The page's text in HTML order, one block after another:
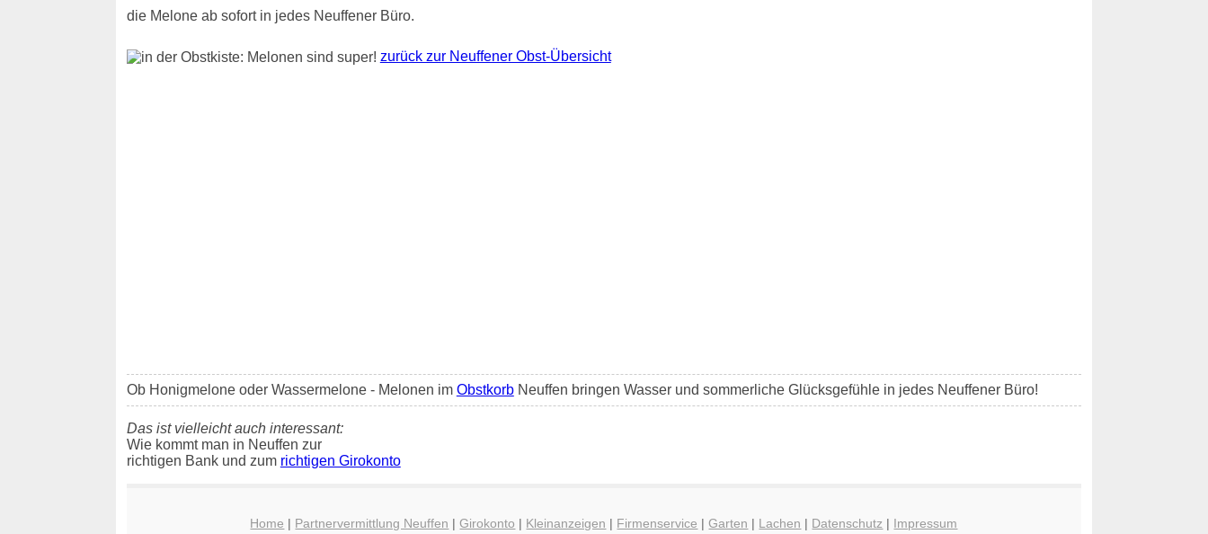
die Melone ab sofort in jedes Neuffener Büro.
zurück zur Neuffener Obst-Übersicht
Ob Honigmelone oder Wassermelone - Melonen im ObstkorbNeuffen bringen Wasser und sommerliche Glücksgefühle in jedes Neuffener Büro!
Das ist vielleicht auch interessant:
Wie kommt man in Neuffen zur
richtigen Bank und zum richtigen Girokonto
Home | Partnervermittlung Neuffen |Girokonto | Kleinanzeigen | Firmenservice |Garten | Lachen | Datenschutz | Impressum